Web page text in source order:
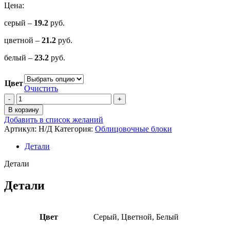
Цена:
серый – 19.2 руб.
цветной – 21.2 руб.
белый – 23.2 руб.
Цвет
Очистить
Количество
товара
Еврокирпич
"Кирпичик",
угловой
В корзину
Добавить в список желаний
Артикул: Н/Д Категория: Облицовочные блоки
Детали
Детали
Детали
Цвет Серый, Цветной, Белый